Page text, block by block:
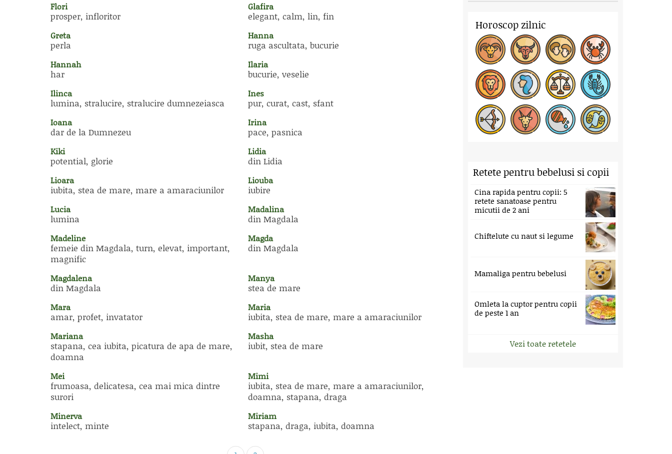
Flori
prosper, infloritor
Glafira
elegant, calm, lin, fin
Greta
perla
Hanna
ruga ascultata, bucurie
Hannah
har
Ilaria
bucurie, veselie
Ilinca
lumina, stralucire, stralucire dumnezeiasca
Ines
pur, curat, cast, sfant
Ioana
dar de la Dumnezeu
Irina
pace, pasnica
Kiki
potential, glorie
Lidia
din Lidia
Lioara
iubita, stea de mare, mare a amaraciunilor
Liouba
iubire
Lucia
lumina
Madalina
din Magdala
Madeline
femeie din Magdala, turn, elevat, important,
magnific
Magda
din Magdala
Magdalena
din Magdala
Manya
stea de mare
Mara
amar, profet, invatator
Maria
iubita, stea de mare, mare a amaraciunilor
Mariana
stapana, cea iubita, picatura de apa de mare,
doamna
Masha
iubit, stea de mare
Mei
frumoasa, delicatesa, cea mai mica dintre
surori
Mimi
iubita, stea de mare, mare a amaraciunilor,
doamna, stapana, draga
Minerva
intelect, minte
Miriam
stapana, draga, iubita, doamna
Horoscop zilnic
Retete pentru bebelusi si copii
Cina rapida pentru copii: 5
retete sanatoase pentru
micutii de 2 ani
Chiftelute cu naut si legume
Mamaliga pentru bebelusi
Omleta la cuptor pentru copii
de peste 1 an
Vezi toate retetele